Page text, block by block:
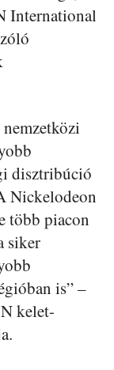
International
disztribúció
Nickelodeon
több piacon
siker
is” –
kelet-